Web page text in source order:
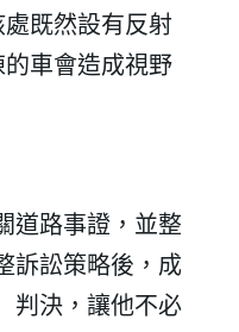
既然設有反射
車會造成視野
道路事證，並整
訴訟策略後，成
判決，讓他不必